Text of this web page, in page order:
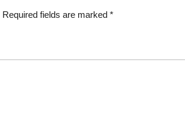
Required fields are marked *